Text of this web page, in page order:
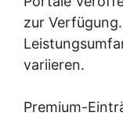
zur
variieren.
Premium-